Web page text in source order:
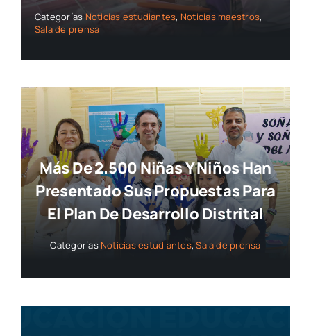
Categorías Noticias estudiantes, Noticias maestros,
Sala de prensa
Más De 2.500 Niñas Y Niños Han
Presentado Sus Propuestas Para
El Plan De Desarrollo Distrital
Categorías Noticias estudiantes,Sala de prensa